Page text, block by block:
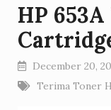
HP
December 20,
Terima Toner